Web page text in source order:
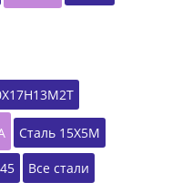
Сталь 15Х5М
Все стали